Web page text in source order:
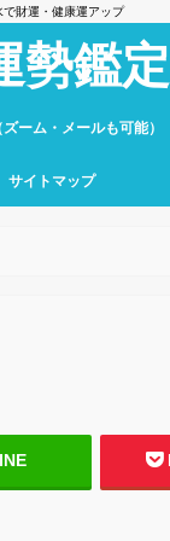
で財運・健康運アップ
勢鑑
ーム・メールも可能）
サイトマップ